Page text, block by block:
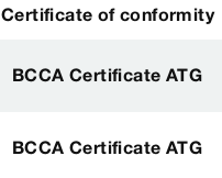
Certificate of conformity
BCCA Certificate ATG
BCCA Certificate ATG